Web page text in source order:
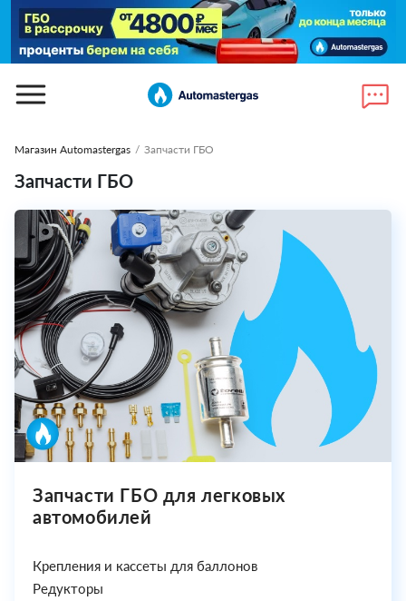
Магазин Automastergas / Запчасти ГБО
Запчасти ГБО
Запчасти ГБО для легковых
автомобилей
Крепления и кассеты для баллонов
Редукторы